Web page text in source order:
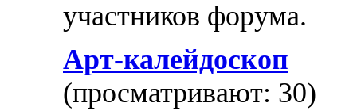
участников форума.
Арт-калейдоскоп
(просматривают: 30)